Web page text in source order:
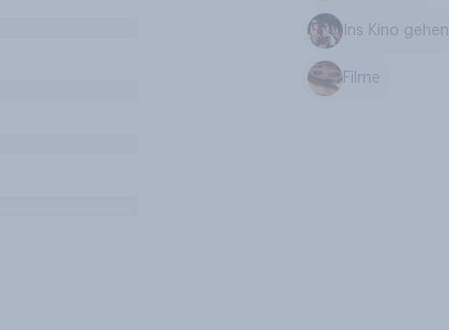
Ins Kino gehen
Filme